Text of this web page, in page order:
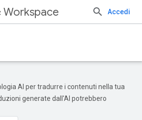
Workspace Accedi
AI per tradurre i contenuti nella tua
generate dall'AI potrebbero